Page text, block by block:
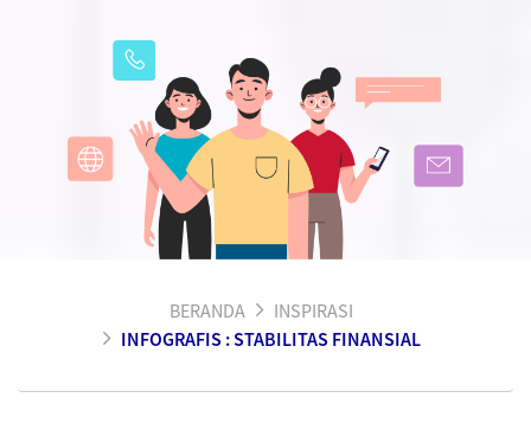
BERANDA
INSPIRASI
INFOGRAFIS : STABILITAS FINANSIAL